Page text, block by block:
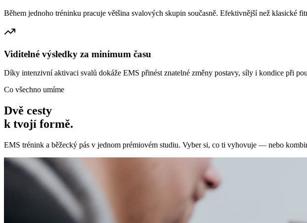
Během jednoho tréninku pracuje většina svalových skupin současně. Efektivnější než klasické
Viditelné výsledky za minimum času
Díky intenzivní aktivaci svalů dokáže EMS přinést znatelné změny postavy, síly i kondice při
Co všechno umíme
Dvě cesty
k tvojí formě.
EMS trénink a běžecký pás v jednom prémiovém studiu. Vyber si, co ti vyhovuje — nebo